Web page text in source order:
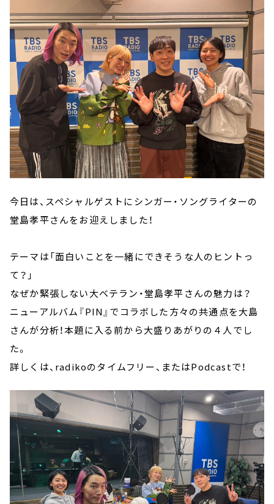
今日は、スペシャルゲストにシンガー・ソングライターの
堂島孝平さんをお迎えしました！
テーマは「面白いことを一緒にできそうな人のヒントっ
て？」
なぜか緊張しない大ベテラン・堂島孝平さんの魅力は？
ニューアルバム『PIN』でコラボした方々の共通点を大島
さんが分析！本題に入る前から大盛りあがりの４人でし
た。
詳しくは、radikoのタイムフリー、またはPodcastで！